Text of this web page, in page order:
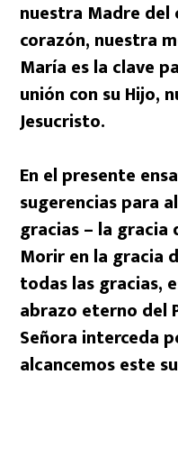
nuestra Madre
corazón, nuestra
María es la clave
unión con su Hijo,
Jesucristo.
En el presente
sugerencias para
gracias – la gracia
Morir en la gracia
todas las gracias,
abrazo eterno del
Señora interceda
alcancemos este